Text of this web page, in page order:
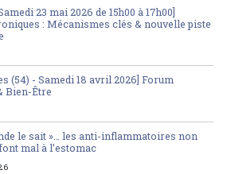
23 mai 2026 de 15h00 à 17h00]
: Mécanismes clés & nouvelle piste
(54) - Samedi 18 avril 2026] Forum
Bien-Être
le sait »… les anti-inflammatoires non
mal à l’estomac